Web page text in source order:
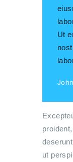
Ut
ut